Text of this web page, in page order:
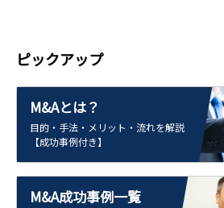
ピックアップ
M&Aとは？
目的・手法・メリット・流れを解説
【成功事例付き】
M&A成功事例一覧